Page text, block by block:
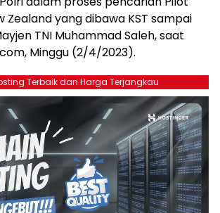
Zealand yang dibawa KST sampai
TNI Muhammad Saleh, saat
Minggu (2/4/2023).
Terbaik dan Harga Terjangkau